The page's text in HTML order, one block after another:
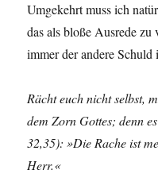
Umgekehrt muss ich
das als bloße Ausrede zu
immer der andere Schuld
Rächt euch nicht selbst,
dem Zorn Gottes; denn
32,35): »Die Rache ist
Herr.«